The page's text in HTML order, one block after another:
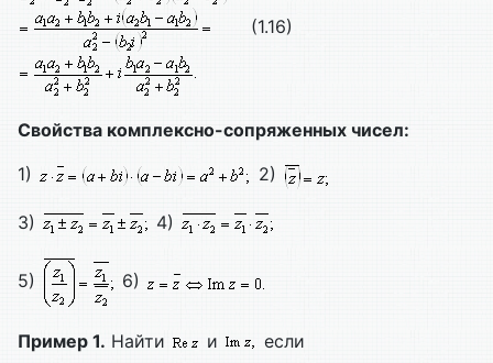
(1.16)
Свойства комплексно-сопряженных чисел:
1) 2)
3) 4)
5) 6)
Пример 1. Найти и
если